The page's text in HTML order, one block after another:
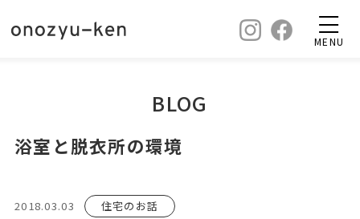
BLOG
浴室と脱衣所の環境
2018.03.03 住宅のお話
MENU